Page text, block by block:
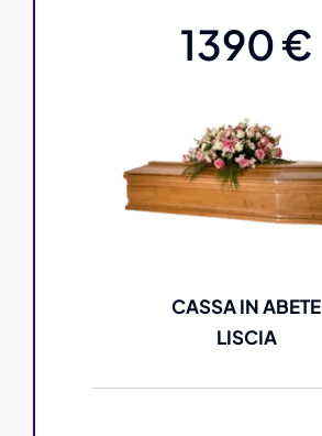
1390 €
CASSA IN ABETE
LISCIA